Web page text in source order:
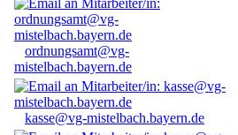
ordnungsamt@vg-
mistelbach.bayern.de
kasse@vg-mistelbach.bayern.de